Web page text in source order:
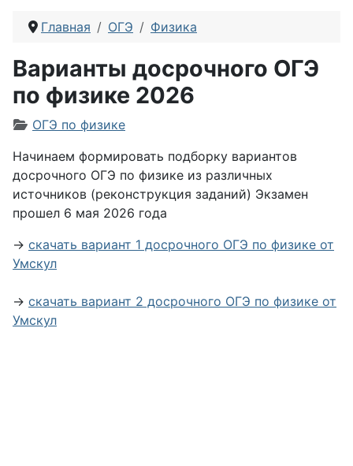
Главная ОГЭ Физика
Варианты досрочного ОГЭ
по физике 2026
Информация о материале
ОГЭ по физике
Начинаем формировать подборку вариантов
досрочного ОГЭ по физике из различных
источников (реконструкция заданий) Экзамен
прошел 6 мая 2026 года
→ скачать вариант 1 досрочного ОГЭ по физике от
Умскул
→ скачать вариант 2 досрочного ОГЭ по физике от
Умскул